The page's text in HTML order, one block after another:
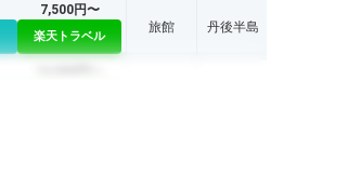
7,500円〜
楽天トラベル
旅館 丹後半島